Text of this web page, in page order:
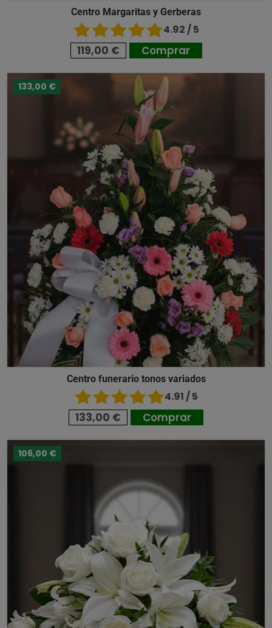
Centro Margaritas y Gerberas
4.92 / 5
119,00 € Comprar
133,00 €
Centro funerario tonos variados
4.91 / 5
133,00 € Comprar
106,00 €